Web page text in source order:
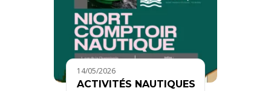
14/05/2026
ACTIVITÉS NAUTIQUES